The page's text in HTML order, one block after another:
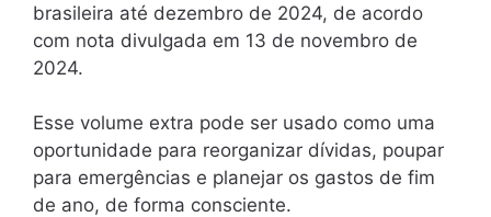
brasileira até dezembro de 2024, de acordo
com nota divulgada em 13 de novembro de
2024.
Esse volume extra pode ser usado como uma
oportunidade para reorganizar dívidas, poupar
para emergências e planejar os gastos de fim
de ano, de forma consciente.